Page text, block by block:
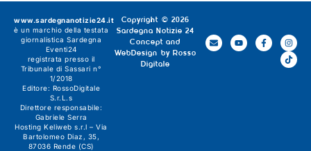
Copyright © 2026
Sardegna Notizie 24
Concept and
WebDesign by Rosso
Digitale
www.sardegnanotizie24.it
è un marchio della testata
giornalistica Sardegna
Eventi24
registrata presso il
Tribunale di Sassari n°
1/2018
Editore: RossoDigitale
S.r.L.s
Direttore responsabile:
Gabriele Serra
Hosting Keliweb s.r.l – Via
Bartolomeo Diaz, 35,
87036 Rende (CS)